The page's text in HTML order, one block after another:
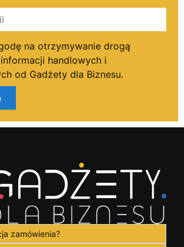
na otrzymywanie drogą
handlowych i
od Gadżety dla Biznesu.
zamówienia?